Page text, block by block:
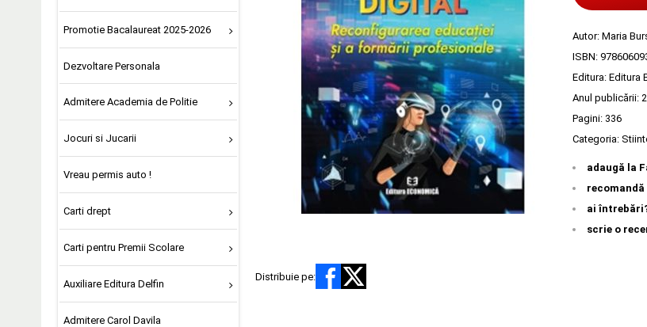
Promotie Bacalaureat 2025-2026
Dezvoltare Personala
Admitere Academia de Politie
Jocuri si Jucarii
Vreau permis auto !
Carti drept
Carti pentru Premii Scolare
Auxiliare Editura Delfin
Admitere Carol Davila
Autor: Maria
ISBN:
Editura: Editura
Anul publicării:
Pagini: 336
Categoria:
adaugă la
ai
scrie o
Distribuie pe: